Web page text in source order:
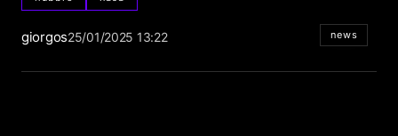
giorgos25/01/2025 13:22 news